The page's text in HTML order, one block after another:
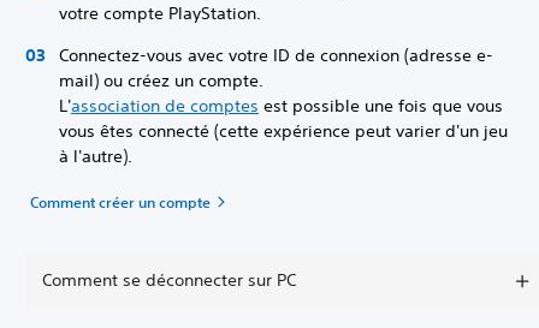
votre compte PlayStation.
Connectez-vous avec votre ID de connexion (adresse e-
mail) ou créez un compte.
L'association de comptes est possible une fois que vous
vous êtes connecté (cette expérience peut varier d'un jeu
à l'autre).
Comment créer un compte
Comment se déconnecter sur PC